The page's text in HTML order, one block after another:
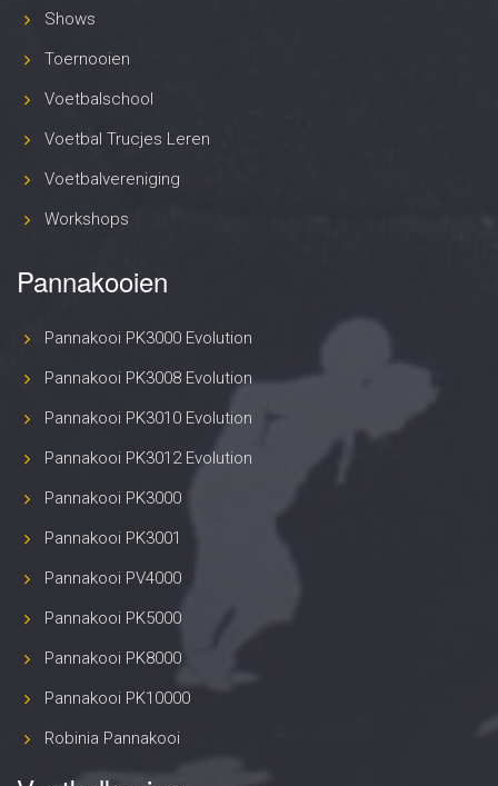
Shows
Toernooien
Voetbalschool
Voetbal Trucjes Leren
Voetbalvereniging
Workshops
Pannakooien
Pannakooi PK3000 Evolution
Pannakooi PK3008 Evolution
Pannakooi PK3010 Evolution
Pannakooi PK3012 Evolution
Pannakooi PK3000
Pannakooi PK3001
Pannakooi PV4000
Pannakooi PK5000
Pannakooi PK8000
Pannakooi PK10000
Robinia Pannakooi